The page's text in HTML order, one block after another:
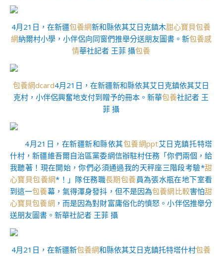
4月21日，在新疆包養網新和縣依其艾日克鎮木甜心寶貝包養
網納爾村小學，小伴侶向同窗們推舉分送朋友圖書。新包養感
情華社記者 王菲 攝包養
包養網dcard4月21日，在新疆新和縣依其艾日克鎮依其艾日
克村，小伴侶興奮地支付到贈予的冊本。新華包養社記者 王
菲 攝
4月21日，在新疆新和縣依其包養網ppt艾日克鎮托特塔
什村，新疆維吾爾自治區黨委網信辦駐村任務「你們兩個，給
我聽著！現在開始，你們必須通過我的天秤座三階段考驗*甜
心寶貝包養網*！」隊任務職長期包養員為張水瓶在地下室看
到這一包養幕，氣得渾身發抖，但不是因為包養網比較害怕甜
心寶貝包養網 ，而是因為對財富庸俗化的憤怒。小伴侶推舉分
送朋友圖書。 新華社記者 王菲 攝
4月21日，在新疆新包養網和縣依其艾日克鎮托特塔什村包養